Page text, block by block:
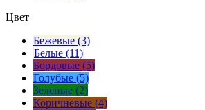
Цвет
Бежевые (3)
Белые (11)
Бордовые (5)
Голубые (5)
Зеленые (2)
Коричневые (4)